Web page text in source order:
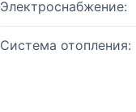
Электроснабжение:
Система отопления: